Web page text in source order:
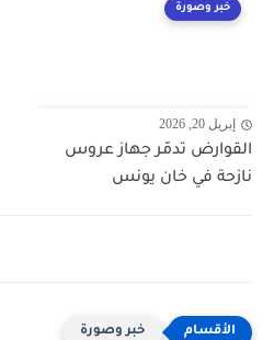
خبر وصورة
إبريل 20, 2026
القوارض تدمّر جهاز عروس
نازحة في خان يونس
خبر وصورة